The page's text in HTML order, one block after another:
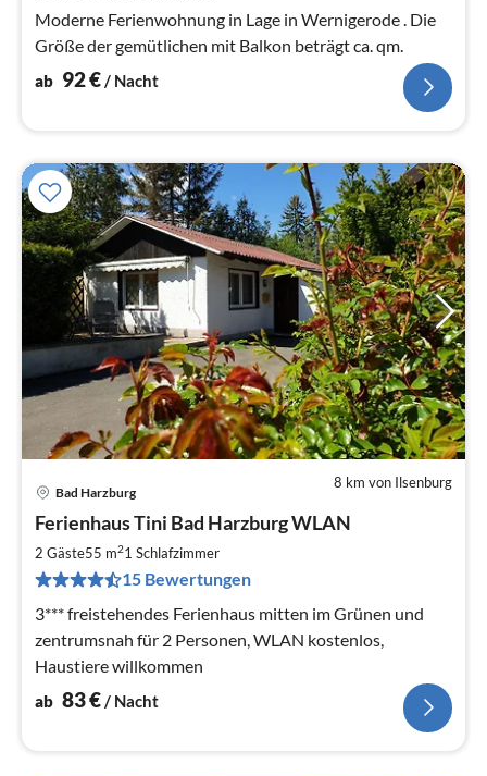
Moderne Ferienwohnung in Lage in Wernigerode . Die
Größe der gemütlichen mit Balkon beträgt ca. qm.
ab 92€ / Nacht
8 km von Ilsenburg
Bad Harzburg
Ferienhaus Tini Bad Harzburg WLAN
2 Gäste55 m21 Schlafzimmer
15 Bewertungen
3*** freistehendes Ferienhaus mitten im Grünen und
zentrumsnah für 2 Personen, WLAN kostenlos,
Haustiere willkommen
ab 83€/ Nacht